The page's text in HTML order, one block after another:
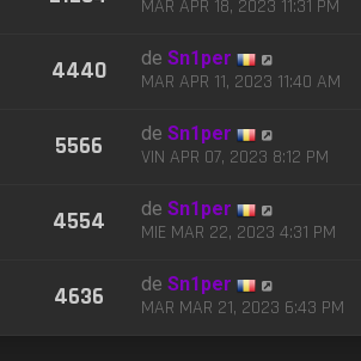
MAR APR 18, 2023 11:31 PM
4440 deSn1per
MAR APR 11, 2023 11:40 AM
5566 deSn1per
VIN APR 07, 2023 8:12 PM
4554 deSn1per
MIE MAR 22, 2023 4:31 PM
4636 deSn1per
MAR MAR 21, 2023 6:43 PM